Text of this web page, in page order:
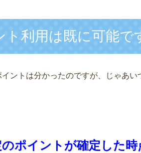
ト利用は既に可能で
ントは分かったのですが、じゃあ
ポイントが確定した時